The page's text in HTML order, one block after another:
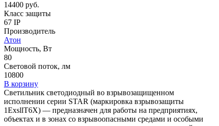
14400 руб.
Класс защиты
67 IP
Производитель
Атон
Мощность, Вт
80
Световой поток, лм
10800
В корзину
Светильник светодиодный во взрывозащищенном
исполнении серии STAR (маркировка взрывозащиты
1ЕхsllT6X) — предназначен для работы на предприятиях,
объектах и в зонах со взрывоопасными средами и особыми